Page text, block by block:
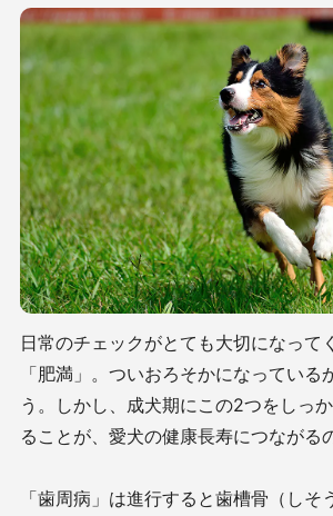
日常のチェックがとても大切になって
「肥満」。ついおろそかになっている
う。しかし、成犬期にこの2つをしっ
ることが、愛犬の健康長寿につながる
「歯周病」は進行すると歯槽骨（しそ